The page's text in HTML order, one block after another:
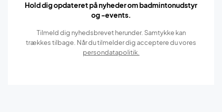
Hold dig opdateret på nyheder om badmintonudstyr
og -events.
Tilmeld dig nyhedsbrevet herunder. Samtykke kan
trækkes tilbage. Når du tilmelder dig acceptere du vores
persondatapolitik.